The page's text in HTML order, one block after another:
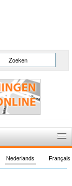
Français
Nederlands